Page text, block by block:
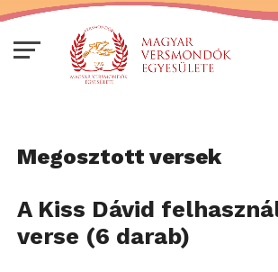
Megosztott versek
A Kiss Dávid
verse (6 darab)